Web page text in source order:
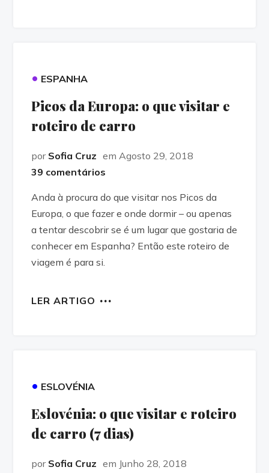
• ESPANHA
Picos da Europa: o que visitar e
roteiro de carro
por Sofia Cruz em Agosto 29, 2018
39 comentários
Anda à procura do que visitar nos Picos da
Europa, o que fazer e onde dormir – ou apenas
a tentar descobrir se é um lugar que gostaria de
conhecer em Espanha? Então este roteiro de
viagem é para si.
LER ARTIGO
• ESLOVÉNIA
Eslovénia: o que visitar e roteiro
de carro (7 dias)
por Sofia Cruz em Junho 28, 2018